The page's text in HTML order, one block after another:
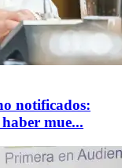
notificados:
mue...